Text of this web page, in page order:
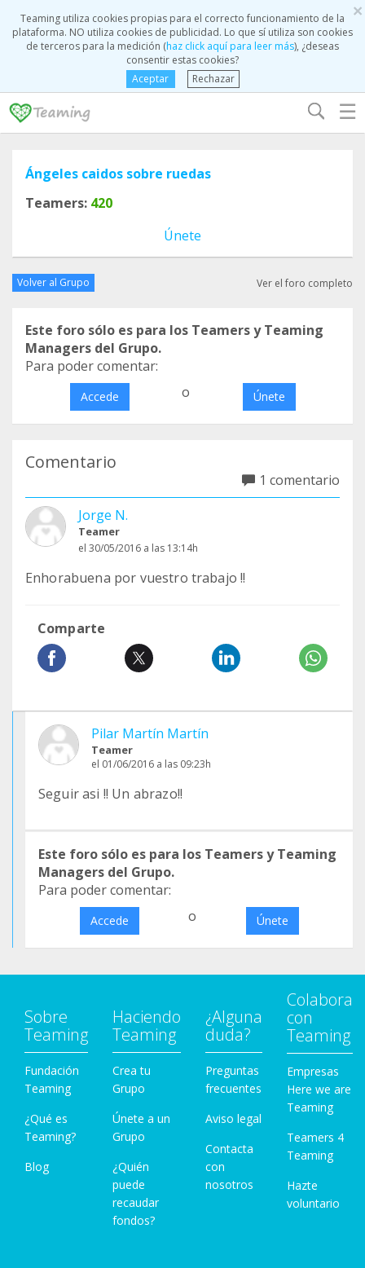
×
Teaming utiliza cookies propias para el correcto funcionamiento de la
plataforma. NO utiliza cookies de publicidad. Lo que sí utiliza son cookies
de terceros para la medición (haz click aquí para leer más), ¿deseas
consentir estas cookies?
Aceptar
Rechazar
☰
Ángeles caidos sobre ruedas
Teamers: 420
Únete
Volver al Grupo Ver el foro completo
Este foro sólo es para los Teamers y Teaming
Managers del Grupo.
Para poder comentar:
Accede o Únete
Comentario
1 comentario
Jorge N.
Teamer
el 30/05/2016 a las 13:14h
Enhorabuena por vuestro trabajo !!
Comparte
Pilar Martín Martín
Teamer
el 01/06/2016 a las 09:23h
Seguir asi !! Un abrazo!!
Este foro sólo es para los Teamers y Teaming
Managers del Grupo.
Para poder comentar:
Accede o Únete
Sobre
Teaming
Fundación
Teaming
¿Qué es
Teaming?
Blog
Haciendo
Teaming
Crea tu
Grupo
Únete a un
Grupo
¿Quién
puede
recaudar
fondos?
¿Alguna
duda?
Preguntas
frecuentes
Aviso legal
Contacta
con
nosotros
Colabora
con
Teaming
Empresas
Here we are
Teaming
Teamers 4
Teaming
Hazte
voluntario